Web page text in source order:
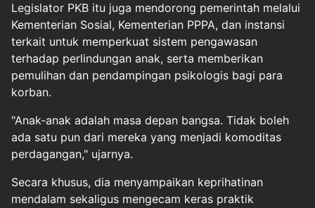
Legislator PKB itu juga mendorong pemerintah melalui
Kementerian Sosial, Kementerian PPPA, dan instansi
terkait untuk memperkuat sistem pengawasan
terhadap perlindungan anak, serta memberikan
pemulihan dan pendampingan psikologis bagi para
korban.
"Anak-anak adalah masa depan bangsa. Tidak boleh
ada satu pun dari mereka yang menjadi komoditas
perdagangan," ujarnya.
Secara khusus, dia menyampaikan keprihatinan
mendalam sekaligus mengecam keras praktik